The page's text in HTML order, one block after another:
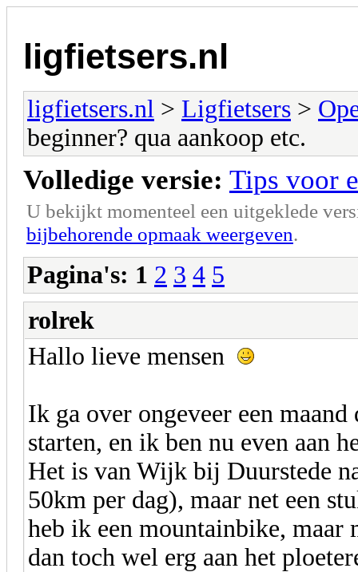
ligfietsers.nl
ligfietsers.nl > Ligfietsers >
beginner? qua aankoop etc.
Volledige versie: Tips voor
U bekijkt momenteel een uitgeklede
bijbehorende opmaak weergeven.
Pagina's: 1 2 3 4 5
rolrek
Hallo lieve mensen
Ik ga over ongeveer een
starten, en ik ben nu even aan
Het is van Wijk bij Duurstede
50km per dag), maar net een
heb ik een mountainbike, maar
dan toch wel erg aan het